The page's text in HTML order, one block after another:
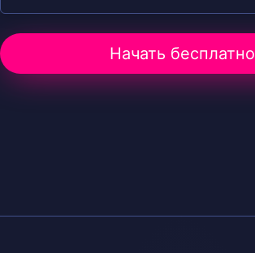
Начать бесплатно